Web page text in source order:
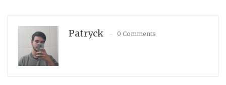
Patryck 0 Comments